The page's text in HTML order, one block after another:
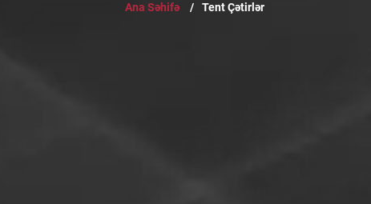
Ana Səhifə / Tent Çətirlər